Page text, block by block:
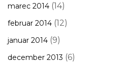
marec 2014 (14)
februar 2014 (12)
januar 2014 (9)
december 2013 (6)